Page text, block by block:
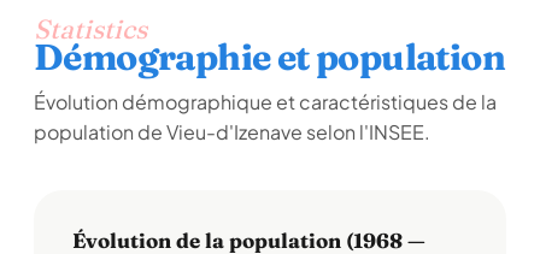
Statistics
Démographie et population
Évolution démographique et caractéristiques de la
population de Vieu-d'Izenave selon l'INSEE.
Évolution de la population (1968 —